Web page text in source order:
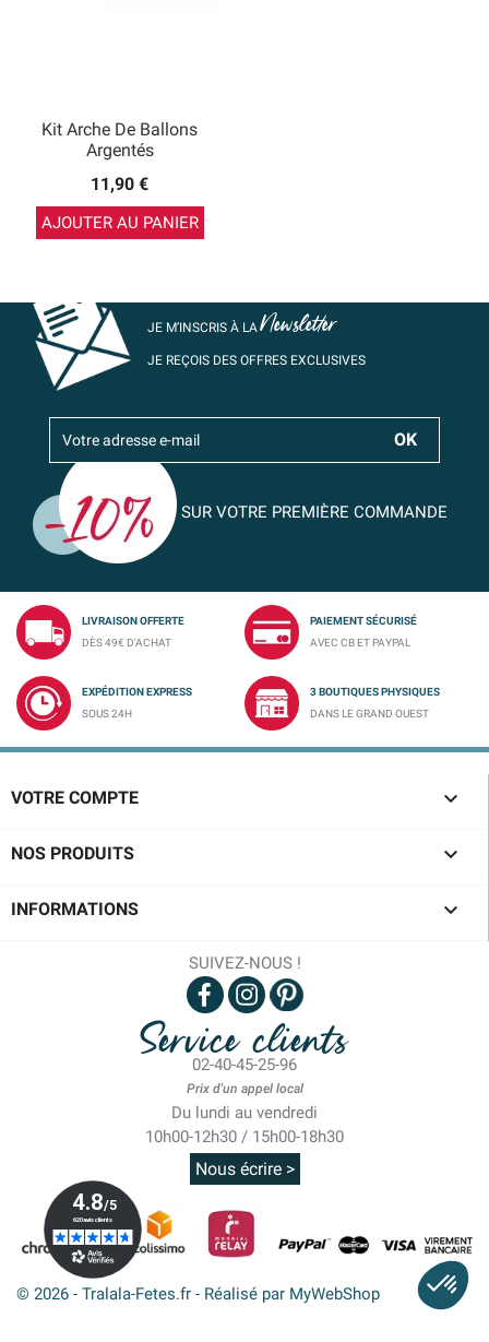
Kit Arche De Ballons
Argentés
11,90 €
AJOUTER AU PANIER
JE M’INSCRIS À LANewsletter
JE REÇOIS DES OFFRES EXCLUSIVES
SUR VOTRE PREMIÈRE COMMANDE
LIVRAISON OFFERTE
DÈS 49€ D'ACHAT
PAIEMENT SÉCURISÉ
AVEC CB ET PAYPAL
EXPÉDITION EXPRESS
SOUS 24H
3 BOUTIQUES PHYSIQUES
DANS LE GRAND OUEST
VOTRE COMPTE 
NOS PRODUITS 
INFORMATIONS 
SUIVEZ-NOUS !
Service clients
02-40-45-25-96
Prix d'un appel local
Du lundi au vendredi
10h00-12h30 / 15h00-18h30
Nous écrire >
© 2026 - Tralala-Fetes.fr - Réalisé par MyWebShop